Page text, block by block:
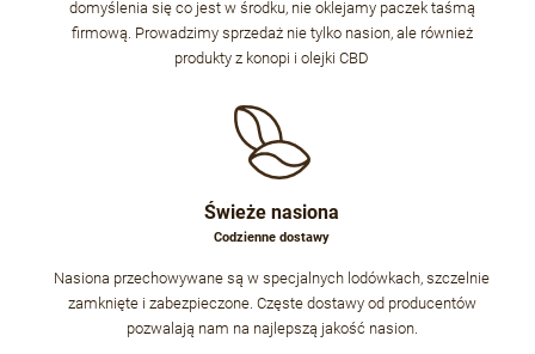
domyślenia się co jest w środku, nie oklejamy paczek taśmą
firmową. Prowadzimy sprzedaż nie tylko nasion, ale również
produkty z konopi i olejki CBD
Świeże nasiona
Codzienne dostawy
Nasiona przechowywane są w specjalnych lodówkach, szczelnie
zamknięte i zabezpieczone. Częste dostawy od producentów
pozwalają nam na najlepszą jakość nasion.